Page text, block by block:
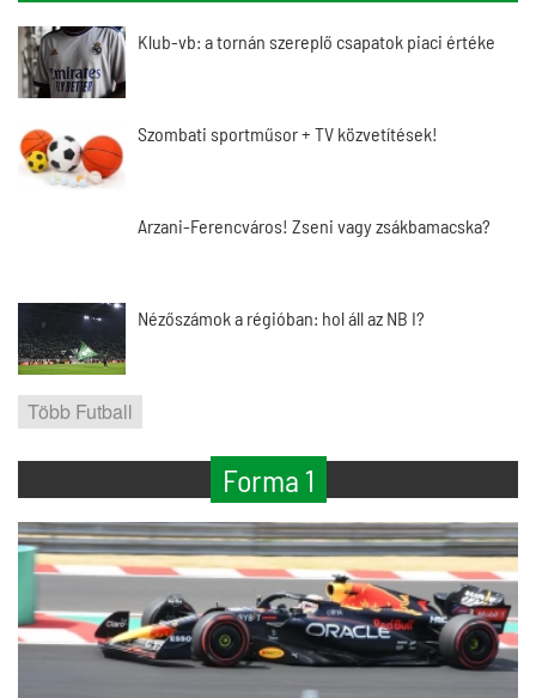
Klub-vb: a tornán szereplő csapatok piaci értéke
Szombati sportműsor + TV közvetítések!
Arzani-Ferencváros! Zseni vagy zsákbamacska?
Nézőszámok a régióban: hol áll az NB I?
Több Futball
Forma 1